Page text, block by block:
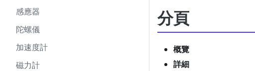
感應器
陀螺儀
加速度計
磁力計
分頁
概覽
詳細